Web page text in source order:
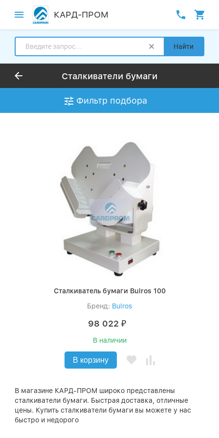
КАРД-ПРОМ
Найти
Сталкиватели бумаги
Фильтр подбора
Сталкиватель бумаги Bulros 100
Бренд: Bulros
98 022 ₽
В наличии
В корзину
В магазине КАРД-ПРОМ широко представлены
сталкиватели бумаги. Быстрая доставка, отличные
цены. Купить сталкиватели бумаги вы можете у нас
быстро и недорого